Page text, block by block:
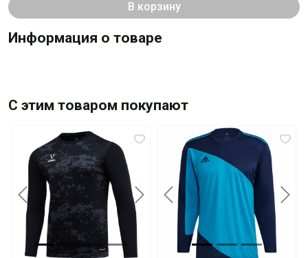
В корзину
Информация о товаре
С этим товаром покупают
Previous Next Previous Next